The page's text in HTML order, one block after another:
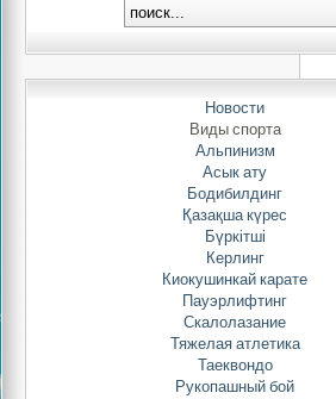
Новости
Виды спорта
Альпинизм
Асык ату
Бодибилдинг
Қазақша күрес
Бүркітші
Керлинг
Киокушинкай карате
Пауэрлифтинг
Скалолазание
Тяжелая атлетика
Таеквондо
Рукопашный бой